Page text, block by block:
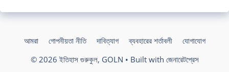
আমরা গোপনীয়তা নীতি দাবিত্যাগ ব্যবহারের শর্তাবলী
যোগাযোগ
© 2026 ইতিহাস গুরুকুল, GOLN • Built with জেনারেটপ্রেস